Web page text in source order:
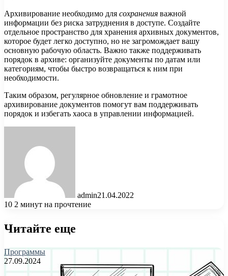
Архивирование необходимо для сохранения важной
информации без риска затруднения в доступе. Создайте
отдельное пространство для хранения архивных документов,
которое будет легко доступно, но не загромождает вашу
основную рабочую область. Важно также поддерживать
порядок в архиве: организуйте документы по датам или
категориям, чтобы быстро возвращаться к ним при
необходимости.
Таким образом, регулярное обновление и грамотное
архивирование документов помогут вам поддерживать
порядок и избегать хаоса в управлении информацией.
admin21.04.2022
10 2 минут на прочтение
Читайте еще
Программы
27.09.2024